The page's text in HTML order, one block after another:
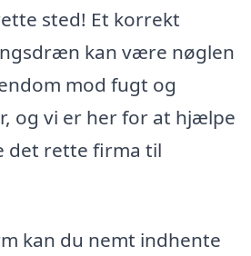
sted! Et korrekt
kan være nøglen
mod fugt og
og vi er her for at hjælpe
det rette firma til
kan du nemt indhente